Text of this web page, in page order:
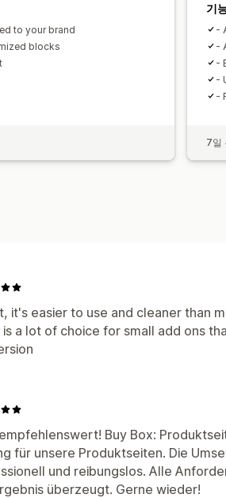
to your brand
blocks
기
-
-
-
-
-
7일
it's easier to use and cleaner than
a lot of choice for small add ons
Buy Box:
für unsere Produktseiten. Die
und reibungslos. Alle
überzeugt. Gerne wieder!